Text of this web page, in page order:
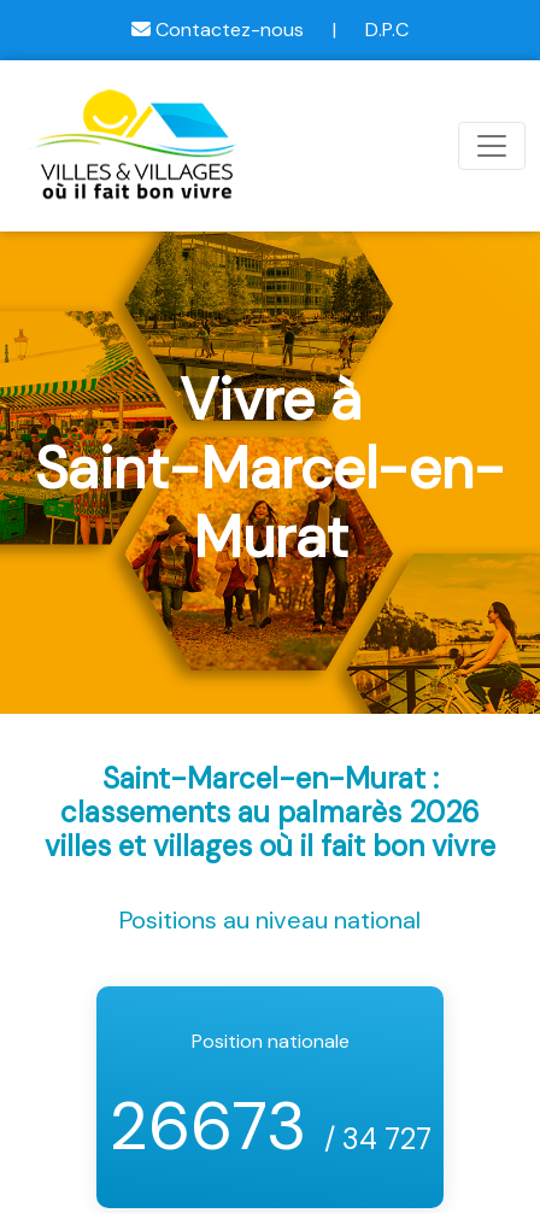
Contactez-nous | D.P.C
Vivre à
Saint-Marcel-en-
Murat
Saint-Marcel-en-Murat :
classements au palmarès 2026
villes et villages où il fait bon vivre
Positions au niveau national
Position nationale
26673 / 34 727